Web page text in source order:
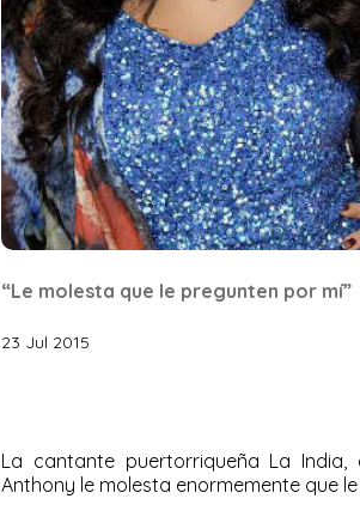
“Le molesta que le pregunten por mí”
23 Jul 2015
La cantante puertorriqueña La
Anthony le molesta enormemente que